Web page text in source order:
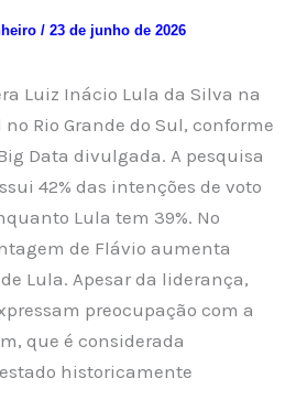
/ 23 de junho de 2026
Luiz Inácio Lula da Silva na
Rio Grande do Sul, conforme
Data divulgada. A pesquisa
42% das intenções de voto
Lula tem 39%. No
de Flávio aumenta
de Lula. Apesar da liderança,
preocupação com a
que é considerada
historicamente